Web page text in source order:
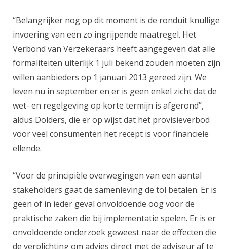
“Belangrijker nog op dit moment is de ronduit knullige
invoering van een zo ingrijpende maatregel. Het
Verbond van Verzekeraars heeft aangegeven dat alle
formaliteiten uiterlijk 1 juli bekend zouden moeten zijn
willen aanbieders op 1 januari 2013 gereed zijn. We
leven nu in september en er is geen enkel zicht dat de
wet- en regelgeving op korte termijn is afgerond”,
aldus Dolders, die er op wijst dat het provisieverbod
voor veel consumenten het recept is voor financiële
ellende.
“Voor de principiële overwegingen van een aantal
stakeholders gaat de samenleving de tol betalen. Er is
geen of in ieder geval onvoldoende oog voor de
praktische zaken die bij implementatie spelen. Er is er
onvoldoende onderzoek geweest naar de effecten die
de verplichting om advies direct met de adviseur af te